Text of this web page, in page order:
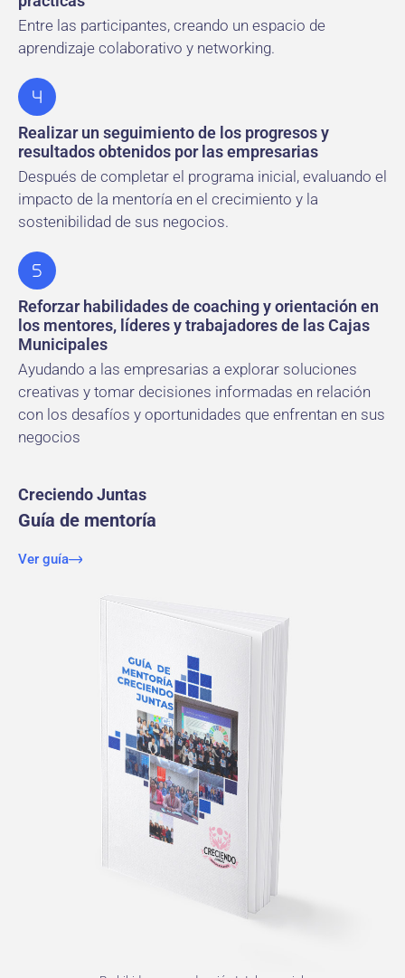
Entre las participantes, creando un espacio de
aprendizaje colaborativo y networking.
Realizar un seguimiento de los progresos y
resultados obtenidos por las empresarias
Después de completar el programa inicial, evaluando el
impacto de la mentoría en el crecimiento y la
sostenibilidad de sus negocios.
Reforzar habilidades de coaching y orientación en
los mentores, líderes y trabajadores de las Cajas
Municipales
Ayudando a las empresarias a explorar soluciones
creativas y tomar decisiones informadas en relación
con los desafíos y oportunidades que enfrentan en sus
negocios
Creciendo Juntas
Guía de mentoría
Ver guía